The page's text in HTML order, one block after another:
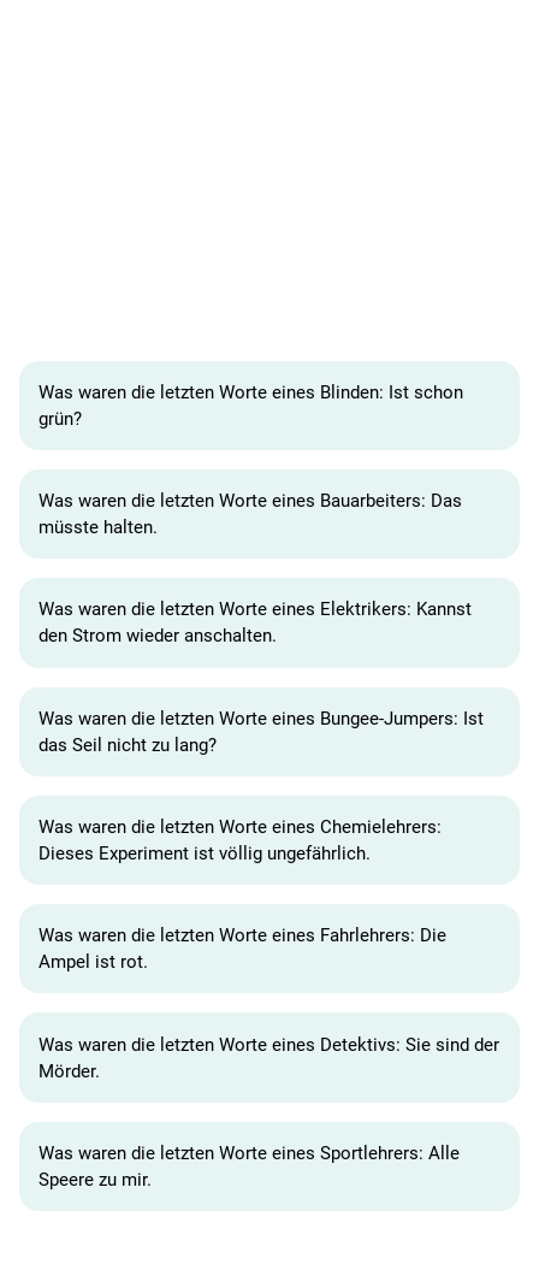
Was waren die letzten Worte eines Blinden: Ist schon
grün?
Was waren die letzten Worte eines Bauarbeiters: Das
müsste halten.
Was waren die letzten Worte eines Elektrikers: Kannst
den Strom wieder anschalten.
Was waren die letzten Worte eines Bungee-Jumpers: Ist
das Seil nicht zu lang?
Was waren die letzten Worte eines Chemielehrers:
Dieses Experiment ist völlig ungefährlich.
Was waren die letzten Worte eines Fahrlehrers: Die
Ampel ist rot.
Was waren die letzten Worte eines Detektivs: Sie sind der
Mörder.
Was waren die letzten Worte eines Sportlehrers: Alle
Speere zu mir.